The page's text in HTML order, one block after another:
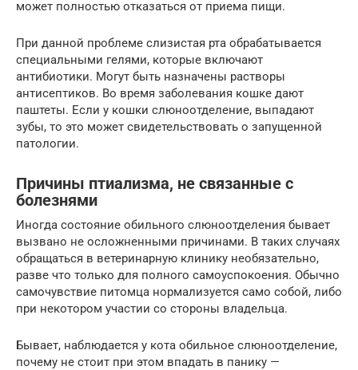
может полностью отказаться от приема пищи.
При данной проблеме слизистая рта обрабатывается
специальными гелями, которые включают
антибиотики. Могут быть назначены растворы
антисептиков. Во время заболевания кошке дают
паштеты. Если у кошки слюноотделение, выпадают
зубы, то это может свидетельствовать о запущенной
патологии.
Причины птиализма, не связанные с
болезнями
Иногда состояние обильного слюноотделения бывает
вызвано не осложненными причинами. В таких случаях
обращаться в ветеринарную клинику необязательно,
разве что только для полного самоуспокоения. Обычно
самочувствие питомца нормализуется само собой, либо
при некотором участии со стороны владельца.
Бывает, наблюдается у кота обильное слюноотделение,
почему не стоит при этом впадать в панику —